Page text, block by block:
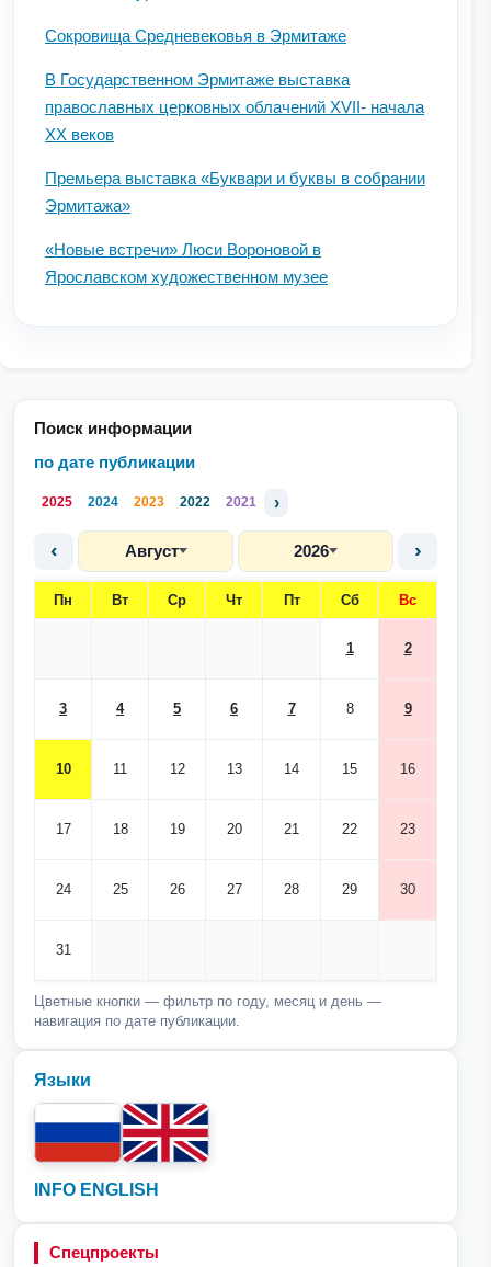
Поиск информации
по дате публикации
2025 2024 2023 2022 2021 ›
‹ Август 2026 ›
Пн Вт Ср Чт Пт Сб Вс
1 2
3 4 5 6 7 8 9
10 11 12 13 14 15 16
17 18 19 20 21 22 23
24 25 26 27 28 29 30
31
Цветные кнопки — фильтр по году, месяц и день —
навигация по дате публикации.
Языки
INFO ENGLISH
Спецпроекты
Сокровища Средневековья в Эрмитаже
В Государственном Эрмитаже выставка
православных церковных облачений XVII- начала
XX веков
Премьера выставка «Буквари и буквы в собрании
Эрмитажа»
«Новые встречи» Люси Вороновой в
Ярославском художественном музее